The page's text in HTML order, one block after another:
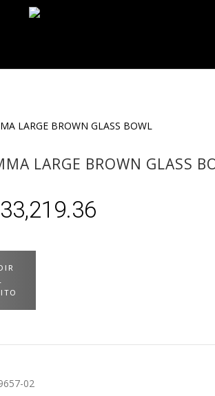
LARGE BROWN GLASS
33,219.36
02